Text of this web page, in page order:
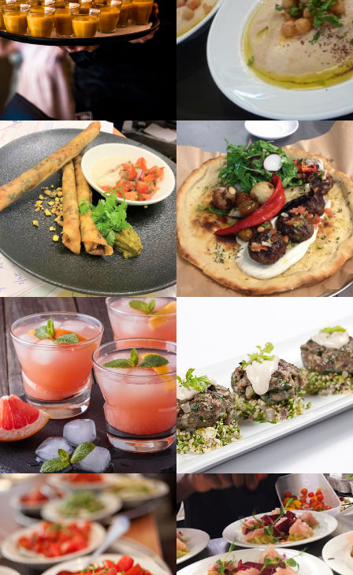
+
-
+
לפתיחת
התמונה
בגדול
-
+
לפתיחת
התמונה
בגדול
-
+
לפתיחת
התמונה
בגדול
-
+
התמונה
בגדול
-
+
לפתיחת
התמונה
בגדול
-
+
לפתיחת
התמונה
בגדול
-
+